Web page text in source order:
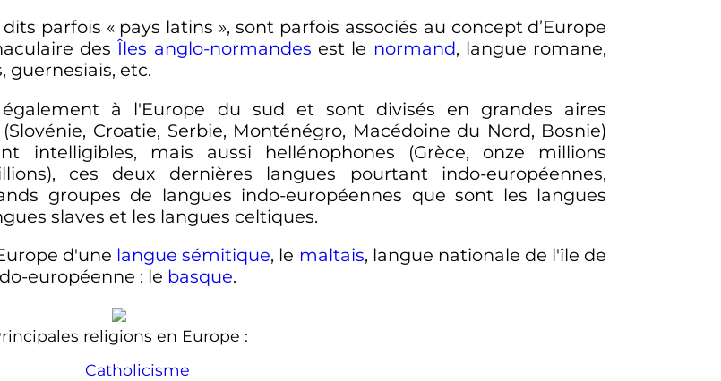
dits parfois « pays latins », sont parfois associés au concept d’Europe
desÎles anglo-normandes est le normand, langue romane,
guernesiais, etc.
à l'Europe du sud et sont divisés en grandes aires
Croatie, Serbie, Monténégro, Macédoine du Nord, Bosnie)
intelligibles, mais aussi hellénophones (Grèce, onze millions
ces deux dernières langues pourtant indo-européennes,
groupes de langues indo-européennes que sont les langues
slaves et les langues celtiques.
d'une langue sémitique, le maltais, langue nationale de l'île de
européenne : le basque.
religions en Europe :
Catholicisme